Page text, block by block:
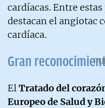
cardíacas. Entre
destacan el angiotac
cardíaca.
Gran
ElTratado del
Europeo de Salud y